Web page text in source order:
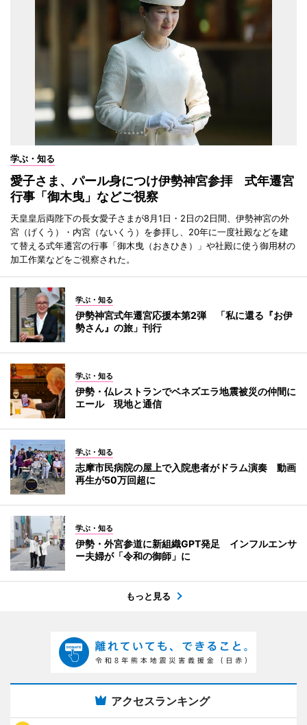
学ぶ・知る
愛子さま、パール身につけ伊勢神宮参拝 式年遷宮
行事「御木曳」などご視察
天皇皇后両陛下の長女愛子さまが8月1日・2日の2日間、伊勢神宮の外
宮（げくう）・内宮（ないくう）を参拝し、20年に一度社殿などを建
て替える式年遷宮の行事「御木曳（おきひき）」や社殿に使う御用材の
加工作業などをご視察された。
学ぶ・知る
伊勢神宮式年遷宮応援本第2弾 「私に還る『お伊
勢さん』の旅」刊行
学ぶ・知る
伊勢・仏レストランでベネズエラ地震被災の仲間に
エール 現地と通信
学ぶ・知る
志摩市民病院の屋上で入院患者がドラム演奏 動画
再生が50万回超に
学ぶ・知る
伊勢・外宮参道に新組織GPT発足 インフルエンサ
ー夫婦が「令和の御師」に
もっと見る
アクセスランキング